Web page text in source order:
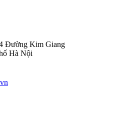
Đường Kim Giang
Hà Nội